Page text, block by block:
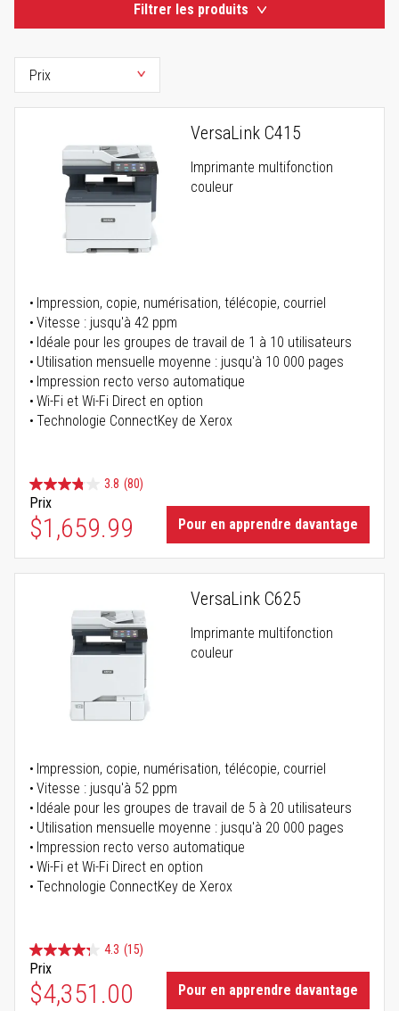
Filtrer les produits
VersaLink C415
Imprimante multifonction
couleur
Impression, copie, numérisation, télécopie, courriel
Vitesse : jusqu'à 42 ppm
Idéale pour les groupes de travail de 1 à 10 utilisateurs
Utilisation mensuelle moyenne : jusqu'à 10 000 pages
Impression recto verso automatique
Wi-Fi et Wi-Fi Direct en option
Technologie ConnectKey de Xerox
3.8 (80)
Prix
$1,659.99 Pour en apprendre davantage
VersaLink C625
Imprimante multifonction
couleur
Impression, copie, numérisation, télécopie, courriel
Vitesse : jusqu'à 52 ppm
Idéale pour les groupes de travail de 5 à 20 utilisateurs
Utilisation mensuelle moyenne : jusqu'à 20 000 pages
Impression recto verso automatique
Wi-Fi et Wi-Fi Direct en option
Technologie ConnectKey de Xerox
4.3 (15)
Prix
$4,351.00 Pour en apprendre davantage